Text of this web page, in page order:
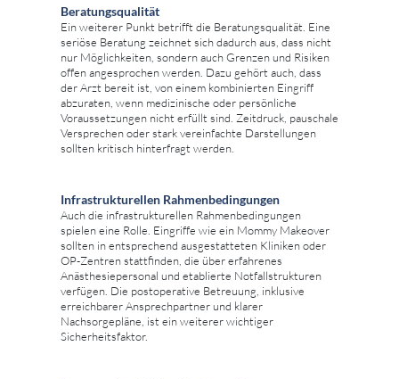
Beratungsqualität
Ein weiterer Punkt betrifft die Beratungsqualität. Eine
seriöse Beratung zeichnet sich dadurch aus, dass nicht
nur Möglichkeiten, sondern auch Grenzen und Risiken
offen angesprochen werden. Dazu gehört auch, dass
der Arzt bereit ist, von einem kombinierten Eingriff
abzuraten, wenn medizinische oder persönliche
Voraussetzungen nicht erfüllt sind. Zeitdruck, pauschale
Versprechen oder stark vereinfachte Darstellungen
sollten kritisch hinterfragt werden.
Infrastrukturellen Rahmenbedingungen
Auch die infrastrukturellen Rahmenbedingungen
spielen eine Rolle. Eingriffe wie ein Mommy Makeover
sollten in entsprechend ausgestatteten Kliniken oder
OP-Zentren stattfinden, die über erfahrenes
Anästhesiepersonal und etablierte Notfallstrukturen
verfügen. Die postoperative Betreuung, inklusive
erreichbarer Ansprechpartner und klarer
Nachsorgepläne, ist ein weiterer wichtiger
Sicherheitsfaktor.